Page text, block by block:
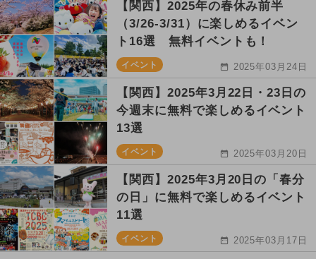
【関西】2025年の春休み前半
（3/26-3/31）に楽しめるイベン
ト16選 無料イベントも！
イベント 2025年03月24日
【関西】2025年3月22日・23日の
今週末に無料で楽しめるイベント
13選
イベント 2025年03月20日
【関西】2025年3月20日の「春分
の日」に無料で楽しめるイベント
11選
イベント 2025年03月17日